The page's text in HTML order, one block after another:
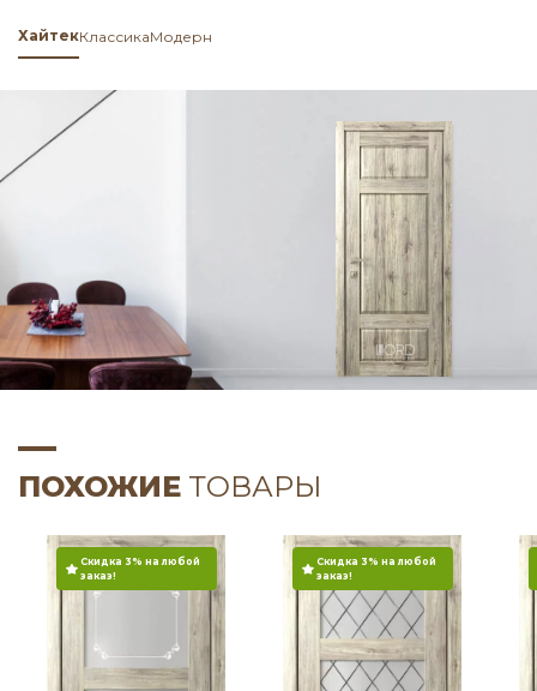
ХайтекКлассикаМодерн
ПОХОЖИЕ ТОВАРЫ
Скидка 3% на любой
заказ!
Скидка 3% на любой
заказ!